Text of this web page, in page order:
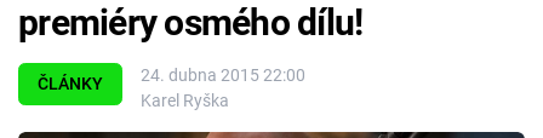
Témata
ČLÁNKY
24. dubna 2015 22:00
Karel Ryška
premiéry osmého dílu!